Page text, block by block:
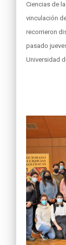
Ciencias de
vinculación
recorrieron
pasado
Universidad